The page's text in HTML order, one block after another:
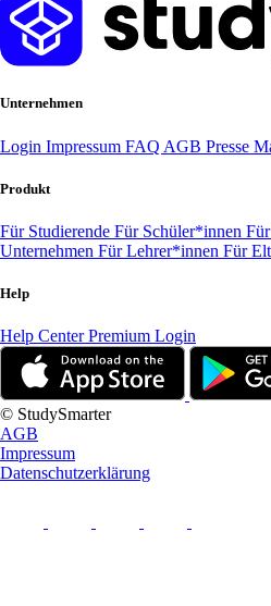
Unternehmen
Login Impressum FAQ AGB Presse
Produkt
Für Studierende Für Schüler*innen
Unternehmen Für Lehrer*innen Für
Help
Help CenterPremium Login
© StudySmarter
AGB
Impressum
Datenschutzerklärung